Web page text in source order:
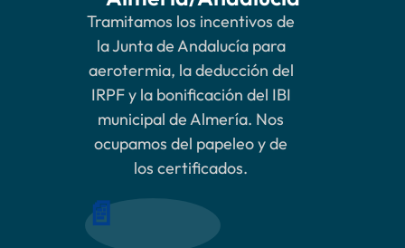
Tramitamos los incentivos de
la Junta de Andalucía para
aerotermia, la deducción del
IRPF y la bonificación del IBI
municipal de Almería. Nos
ocupamos del papeleo y de
los certificados.
📄